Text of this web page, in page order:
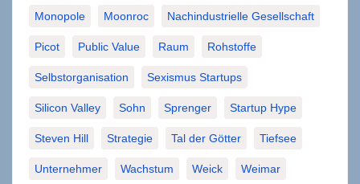
Monopole Moonroc Nachindustrielle Gesellschaft
Picot Public Value Raum Rohstoffe
Selbstorganisation Sexismus Startups
Silicon Valley Sohn Sprenger Startup Hype
Steven Hill Strategie Tal der Götter Tiefsee
Unternehmer Wachstum Weick Weimar